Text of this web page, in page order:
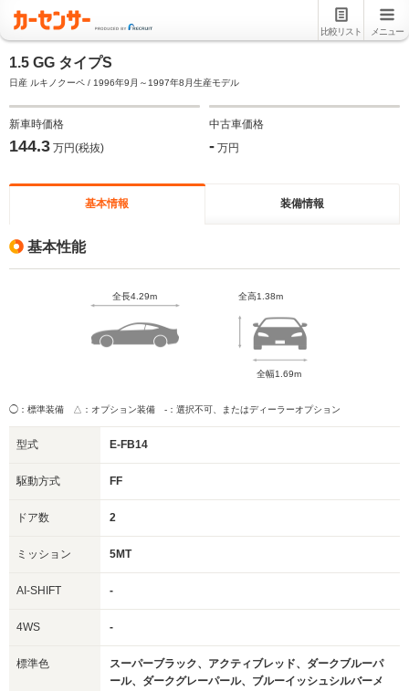
比較リスト メニュー
1.5 GG タイプS
日産 ルキノクーペ / 1996年9月～1997年8月生産モデル
新車時価格
144.3 万円(税抜)
中古車価格
- 万円
基本情報 装備情報
基本性能
全長4.29m 全高1.38m
全幅1.69m
◯：標準装備 △：オプション装備 -：選択不可、またはディーラーオプション
型式 E-FB14
駆動方式 FF
ドア数 2
ミッション 5MT
AI-SHIFT -
4WS -
標準色
スーパーブラック、アクティブレッド、ダークブルーパ
ール、ダークグレーパール、ブルーイッシュシルバーメ